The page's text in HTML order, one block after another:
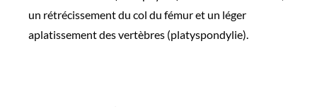
un rétrécissement du col du fémur et un léger
aplatissement des vertèbres (platyspondylie).